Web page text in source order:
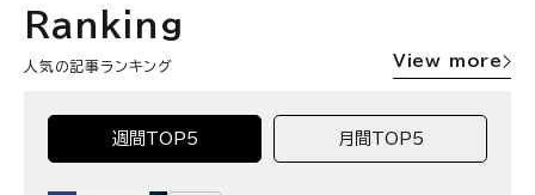
Ranking
人気の記事ランキング View more
週間TOP5 月間TOP5